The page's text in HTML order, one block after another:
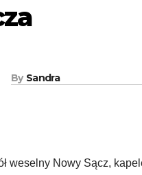
By Sandra
weselny Nowy Sącz,